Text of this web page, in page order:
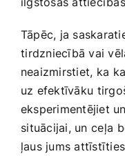
Tāpēc, ‍ja
⁢tirdzniecībā vai
neaizmirstiet, ⁢ka
uz efektīvāku⁤
eksperimentējiet
⁢situācijai, un⁣ ceļa
ļaus jums